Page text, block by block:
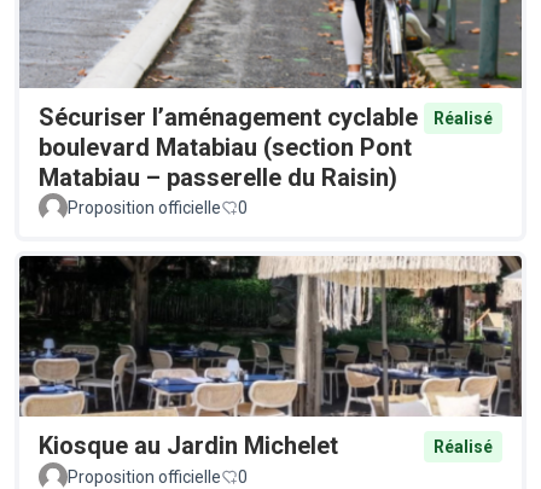
Sécuriser l’aménagement cyclable
boulevard Matabiau (section Pont
Matabiau – passerelle du Raisin)
Réalisé
Proposition officielle 0
Kiosque au Jardin Michelet
Réalisé
Proposition officielle
0